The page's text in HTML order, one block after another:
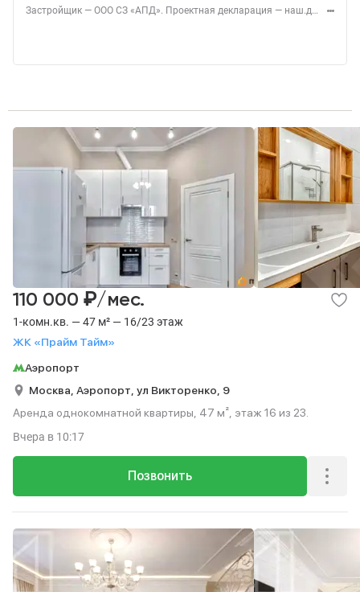
Застройщик — ООО СЗ «АПД». Проектная декларация — наш.дом.рф. Акция до 28.02.2026. Не оферта. Подробности — Level.ru
1-комн.кв. — 47 м² — 16/23 этаж
ЖК «Прайм Тайм»
110 000 ₽/мес.
Аэропорт
Москва, Аэропорт, ул Викторенко, 9
Аренда однокомнатной квартиры, 47 м², этаж 16 из 23.
Позвонить
Вчера в 10:17